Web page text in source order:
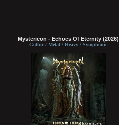
Mystericon - Echoes Of Eternity (2026)
Gothic / Metal / Heavy / Symphonic